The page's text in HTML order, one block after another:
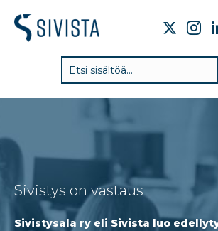
Sivistys on vastaus
Sivistysala ry eli Sivista luo